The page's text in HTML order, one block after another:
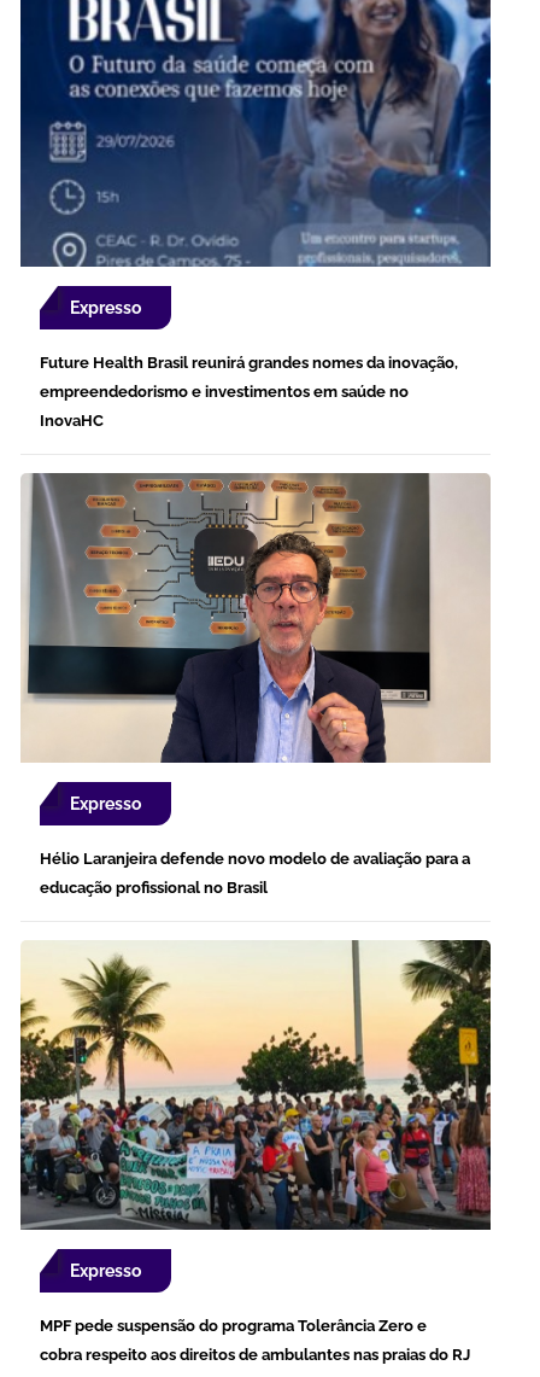
Expresso
Future Health Brasil reunirá grandes nomes da inovação,
empreendedorismo e investimentos em saúde no
InovaHC
Expresso
Hélio Laranjeira defende novo modelo de avaliação para a
educação profissional no Brasil
Expresso
MPF pede suspensão do programa Tolerância Zero e
cobra respeito aos direitos de ambulantes nas praias do RJ